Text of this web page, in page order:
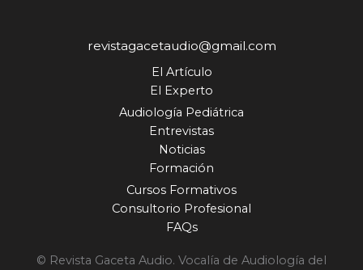
revistagacetaudio@gmail.com
El Artículo
El Experto
Audiología Pediátrica
Entrevistas
Noticias
Formación
Cursos Formativos
Consultorio Profesional
FAQs
© Revista Gaceta Audio. Vocalía de Audiología del